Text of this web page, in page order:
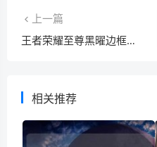
上一篇
王者荣耀至尊黑曜边框，设置方法与荣耀象征
相关推荐